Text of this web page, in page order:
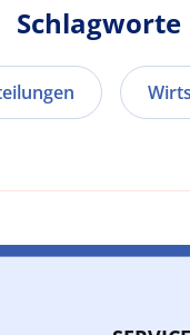
Schlagworte